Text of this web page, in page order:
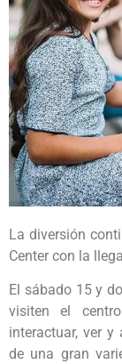
La diversión
Center con la
El sábado 15 y
visiten el
interactuar, ver y
de una gran